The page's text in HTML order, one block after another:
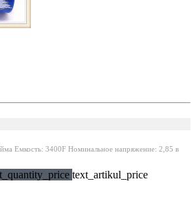
Емкость: 3400F Номинальное напряжение: 2,85 в
text_artikul_price